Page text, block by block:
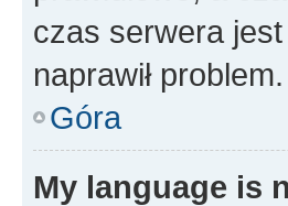
czas serwera
naprawił problem.
Góra
My language is